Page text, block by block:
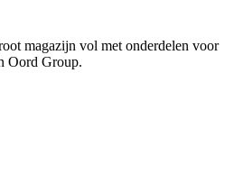
magazijn vol met onderdelen voor
Oord Group.